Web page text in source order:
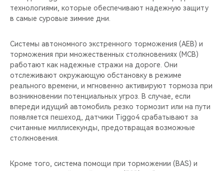
технологиями, которые обеспечивают надежную защиту
в самые суровые зимние дни.
Системы автономного экстренного торможения (AEB) и
торможения при множественных столкновениях (MCB)
работают как надежные стражи на дороге. Они
отслеживают окружающую обстановку в режиме
реального времени, и мгновенно активируют тормоза при
возникновении потенциальных угроз. В случае, если
впереди идущий автомобиль резко тормозит или на пути
появляется пешеход, датчики Tiggo4 срабатывают за
считанные миллисекунды, предотвращая возможные
столкновения.
Кроме того, система помощи при торможении (BAS) и